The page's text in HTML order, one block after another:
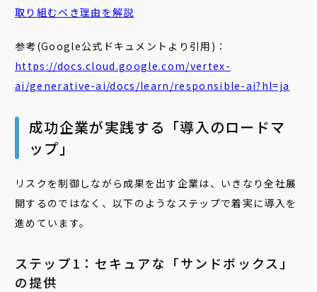
取り組むべき理由を解説
参考(Google公式ドキュメントより引用)：
https://docs.cloud.google.com/vertex-
ai/generative-ai/docs/learn/responsible-ai?hl=ja
成功企業が実践する「導入のロードマ
ップ」
リスクを制御しながら成果を出す企業は、いきなり全社展
開するのではなく、以下のようなステップで着実に導入を
進めています。
ステップ1：セキュアな「サンドボックス」
の提供